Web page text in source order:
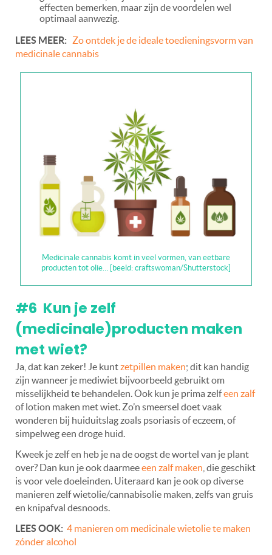
effecten bemerken, maar zijn de voordelen wel
optimaal aanwezig.
LEES MEER: Zo ontdek je de ideale toedieningsvorm van
medicinale cannabis
Medicinale cannabis komt in veel vormen, van eetbare
producten tot olie… [beeld: craftswoman/Shutterstock]
#6 Kun je zelf
(medicinale)producten maken
met wiet?
Ja, dat kan zeker! Je kuntzetpillen maken; dit kan handig
zijn wanneer je mediwiet bijvoorbeeld gebruikt om
misselijkheid te behandelen. Ook kun je prima zelfeen zalf
of lotion maken met wiet. Zo’n smeersel doet vaak
wonderen bij huiduitslag zoals psoriasis of eczeem, of
simpelweg een droge huid.
Kweek je zelf en heb je na de oogst de wortel van je plant
over? Dan kun je ook daarmeeeen zalf maken , die geschikt
is voor vele doeleinden. Uiteraard kan je ook op diverse
manieren zelf wietolie/cannabisolie maken, zelfs van gruis
en knipafval desnoods.
LEES OOK: 4 manieren om medicinale wietolie te maken
zónder alcohol